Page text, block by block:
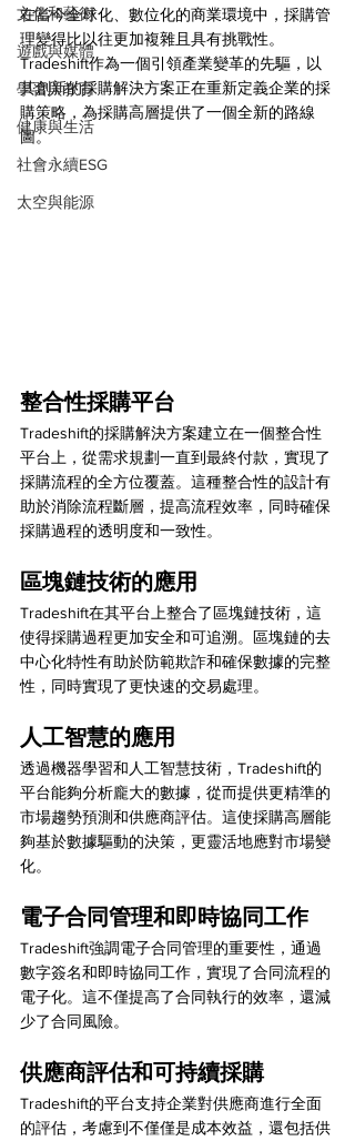
文化和藝術
遊戲與媒體
學習與教育
健康與生活
社會永續ESG
太空與能源
在當今全球化、數位化的商業環境中，採購管
理變得比以往更加複雜且具有挑戰性。
Tradeshift作為一個引領產業變革的先驅，以
其創新的採購解決方案正在重新定義企業的採
購策略，為採購高層提供了一個全新的路線
圖。
整合性採購平台
Tradeshift的採購解決方案建立在一個整合性
平台上，從需求規劃一直到最終付款，實現了
採購流程的全方位覆蓋。這種整合性的設計有
助於消除流程斷層，提高流程效率，同時確保
採購過程的透明度和一致性。
區塊鏈技術的應用
Tradeshift在其平台上整合了區塊鏈技術，這
使得採購過程更加安全和可追溯。區塊鏈的去
中心化特性有助於防範欺詐和確保數據的完整
性，同時實現了更快速的交易處理。
人工智慧的應用
透過機器學習和人工智慧技術，Tradeshift的
平台能夠分析龐大的數據，從而提供更精準的
市場趨勢預測和供應商評估。這使採購高層能
夠基於數據驅動的決策，更靈活地應對市場變
化。
電子合同管理和即時協同工作
Tradeshift強調電子合同管理的重要性，通過
數字簽名和即時協同工作，實現了合同流程的
電子化。這不僅提高了合同執行的效率，還減
少了合同風險。
供應商評估和可持續採購
Tradeshift的平台支持企業對供應商進行全面
的評估，考慮到不僅僅是成本效益，還包括供